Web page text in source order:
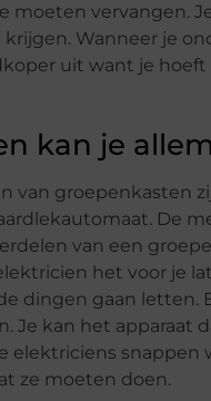
moeten vervangen.
Wanneer je
uit want je
kan je
van groepenkasten
De
van een
het voor je
dingen gaan letten.
Je kan het apparaat
elektriciens
ze moeten doen.